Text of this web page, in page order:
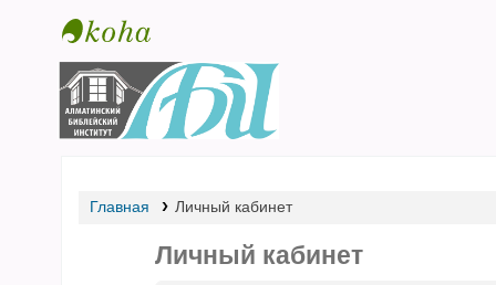
Библиотека АБИ
Главная Личный кабинет
Личный кабинет